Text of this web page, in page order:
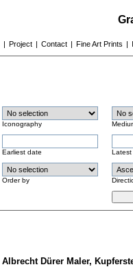
| Project | Contact | Fine Art Prints |
Iconography
Earliest date Latest
Order by
Albrecht Dürer Maler,